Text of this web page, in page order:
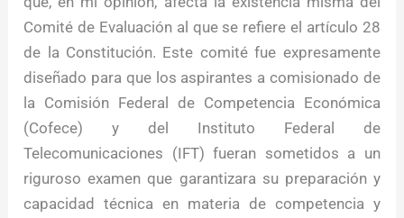
Comité de Evaluación al que se refiere el artículo 28
de la Constitución. Este comité fue expresamente
diseñado para que los aspirantes a comisionado de
la Comisión Federal de Competencia Económica
(Cofece) y del Instituto Federal de
Telecomunicaciones (IFT) fueran sometidos a un
riguroso examen que garantizara su preparación y
capacidad técnica en materia de competencia y